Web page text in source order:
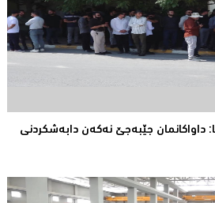
داواکانمان جێبەجێ نەکەن دابەشكردنی